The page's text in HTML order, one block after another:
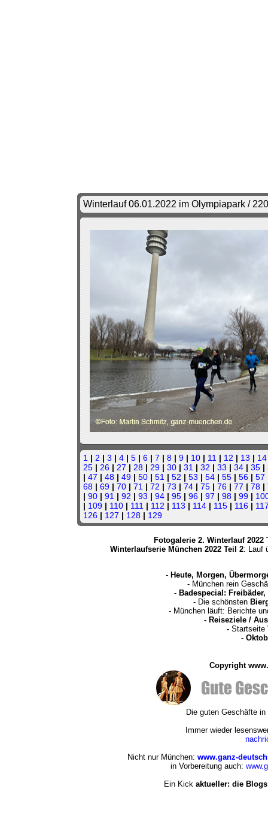
Winterlauf 06.01.2022 im Olympiapark /
1 | 2 | 3 | 4| 5| 6| 7 | 8| 9| 10| 11 | 12 | 13 | 14
25| 26| 27 | 28| 29| 30| 31 | 32 | 33 | 34| 35|
| 47 | 48| 49| 50| 51 | 52 | 53 | 54| 55| 56| 57
68| 69| 70| 71 | 72 | 73 | 74| 75| 76| 77 | 78|
| 90| 91 | 92 | 93 | 94| 95| 96| 97 | 98| 99|
| 109| 110| 111 | 112 | 113 | 114| 115| 116|
126| 127 | 128| 129
Fotogalerie 2. Winterlauf 2022
Winterlaufserie München 2022 Teil 2: Lauf
- Heute, Morgen,
- München rein
- Badespecial:
- Die schönsten
- München läuft: Berichte
- Reiseziele /
- Startseite
-
Copyright
Die guten Geschäfte
Immer wieder
Nicht nur München: www.ganz-
in Vorbereitung auch:
Ein Kick aktueller: die Blogs